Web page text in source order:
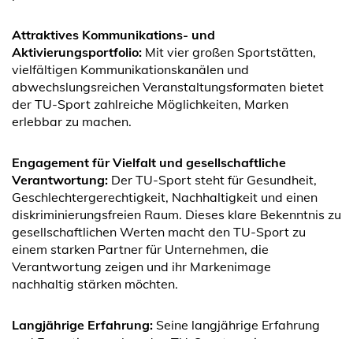
Attraktives Kommunikations- und
Aktivierungsportfolio: Mit vier großen Sportstätten,
vielfältigen Kommunikationskanälen und
abwechslungsreichen Veranstaltungsformaten bietet
der TU-Sport zahlreiche Möglichkeiten, Marken
erlebbar zu machen.
Engagement für Vielfalt und gesellschaftliche
Verantwortung: Der TU-Sport steht für Gesundheit,
Geschlechtergerechtigkeit, Nachhaltigkeit und einen
diskriminierungsfreien Raum. Dieses klare Bekenntnis zu
gesellschaftlichen Werten macht den TU-Sport zu
einem starken Partner für Unternehmen, die
Verantwortung zeigen und ihr Markenimage
nachhaltig stärken möchten.
Langjährige Erfahrung: Seine langjährige Erfahrung